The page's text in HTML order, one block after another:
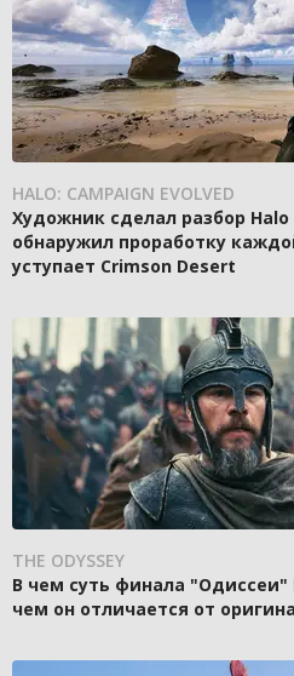
HALO: CAMPAIGN EVOLVED
Художник сделал разбор Halo
обнаружил проработку
уступает Crimson Desert
THE ODYSSEY
В чем суть финала "Одиссеи"
чем он отличается от